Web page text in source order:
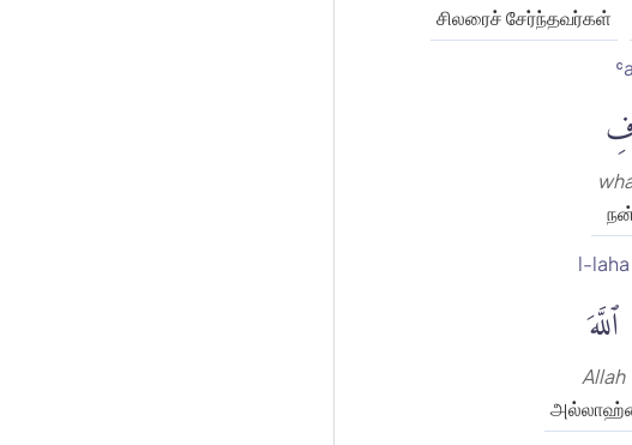
சிலரைச் சேர்ந்தவர்கள்
l-laha
ٱللَّهَ
Allah